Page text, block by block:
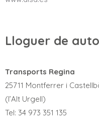
Lloguer de
Transports Regina
25711 Montferrer i
(l’Alt Urgell)
Tel: 34 973 351 135